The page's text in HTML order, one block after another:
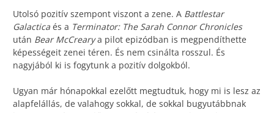
Utolsó pozitív szempont viszont a zene. A Battlestar
Galactica és a Terminator: The Sarah Connor Chronicles
után Bear McCrearya pilot epizódban is megpendíthette
képességeit zenei téren. És nem csinálta rosszul. És
nagyjából ki is fogytunk a pozitív dolgokból.
Ugyan már hónapokkal ezelőtt megtudtuk, hogy mi is lesz az
alapfelállás, de valahogy sokkal, de sokkal bugyutábbnak